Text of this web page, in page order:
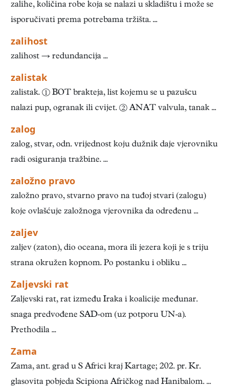
zalihe, količina robe koja se nalazi u skladištu i može se
isporučivati prema potrebama tržišta. ...
zalihost
zalihost → redundancija ...
zalistak
zalistak. ① BOT brakteja, list kojemu se u pazušcu
nalazi pup, ogranak ili cvijet. ② ANAT valvula, tanak ...
zalog
zalog, stvar, odn. vrijednost koju dužnik daje vjerovniku
radi osiguranja tražbine. ...
založno pravo
založno pravo, stvarno pravo na tuđoj stvari (zalogu)
koje ovlašćuje založnoga vjerovnika da određenu ...
zaljev
zaljev (zaton), dio oceana, mora ili jezera koji je s triju
strana okružen kopnom. Po postanku i obliku ...
Zaljevski rat
Zaljevski rat, rat između Iraka i koalicije međunar.
snaga predvođene SAD-om (uz potporu UN-a).
Prethodila ...
Zama
Zama, ant. grad u S Africi kraj Kartage; 202. pr. Kr.
glasovita pobjeda Scipiona Afričkog nad Hanibalom. ...